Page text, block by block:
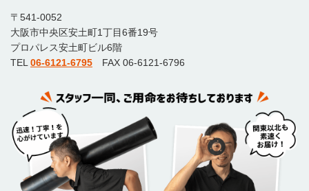
〒541-0052
大阪市中央区安土町1丁目6番19号
プロパレス安土町ビル6階
TEL 06-6121-6795 FAX 06-6121-6796